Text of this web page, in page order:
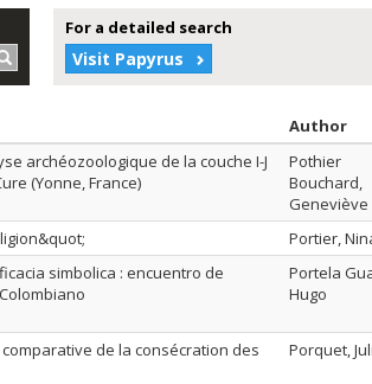
For a detailed search
Visit Papyrus
Author
archéozoologique de la couche I-J
(Yonne, France)
Pothier
Bouchard,
Geneviève
Portier,
simbolica : encuentro de
Portela
Hugo
de la consécration des
Porquet,